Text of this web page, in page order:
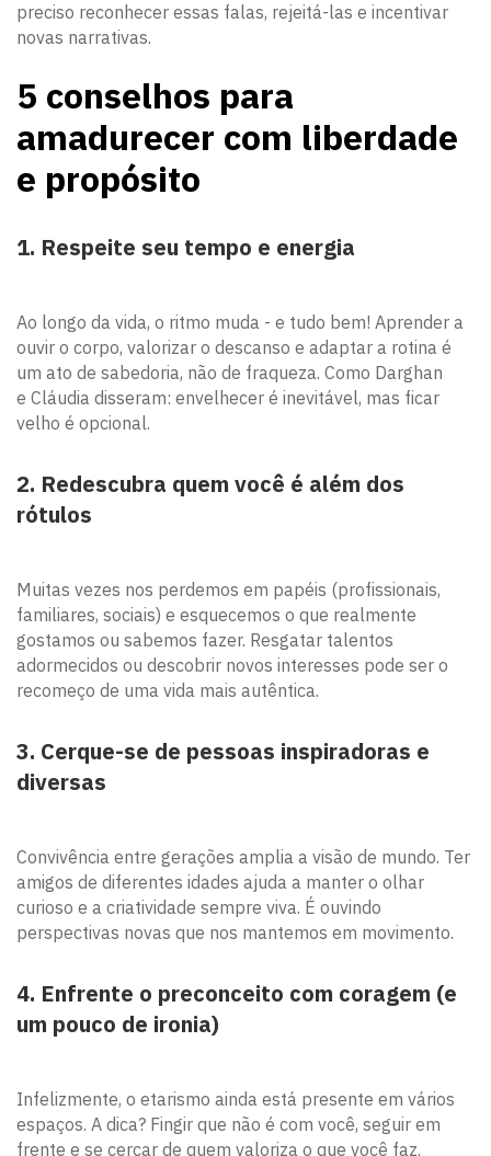
preciso reconhecer essas falas, rejeitá-las e incentivar
novas narrativas.
5 conselhos para
amadurecer com liberdade
e propósito
1. Respeite seu tempo e energia
Ao longo da vida, o ritmo muda - e tudo bem! Aprender a
ouvir o corpo, valorizar o descanso e adaptar a rotina é
um ato de sabedoria, não de fraqueza. Como Darghan
e Cláudia disseram: envelhecer é inevitável, mas ficar
velho é opcional.
2. Redescubra quem você é além dos
rótulos
Muitas vezes nos perdemos em papéis (profissionais,
familiares, sociais) e esquecemos o que realmente
gostamos ou sabemos fazer. Resgatar talentos
adormecidos ou descobrir novos interesses pode ser o
recomeço de uma vida mais autêntica.
3. Cerque-se de pessoas inspiradoras e
diversas
Convivência entre gerações amplia a visão de mundo. Ter
amigos de diferentes idades ajuda a manter o olhar
curioso e a criatividade sempre viva. É ouvindo
perspectivas novas que nos mantemos em movimento.
4. Enfrente o preconceito com coragem (e
um pouco de ironia)
Infelizmente, o etarismo ainda está presente em vários
espaços. A dica? Fingir que não é com você, seguir em
frente e se cercar de quem valoriza o que você faz.